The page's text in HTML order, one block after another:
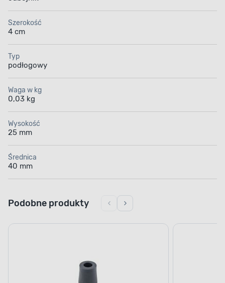
Szerokość
4 cm
Typ
podłogowy
Waga w kg
0,03 kg
Wysokość
25 mm
Średnica
40 mm
Podobne produkty